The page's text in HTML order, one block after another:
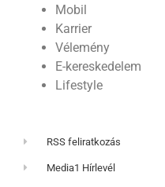
Mobil
Karrier
Vélemény
E-kereskedelem
Lifestyle
RSS feliratkozás
Media1 Hírlevél